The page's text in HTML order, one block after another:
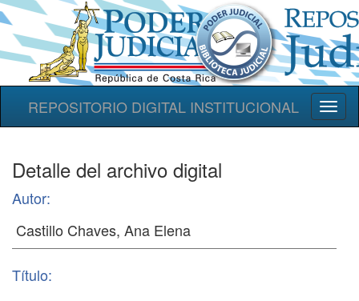
REPOSITORIO DIGITAL INSTITUCIONAL
Detalle del archivo digital
Autor:
Título: